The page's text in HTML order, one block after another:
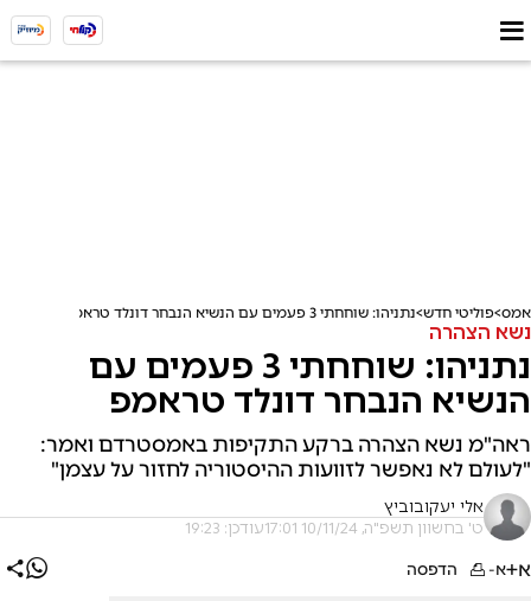
אמס פוליטי חדש נתניהו: שוחחתי 3 פעמים עם הנשיא הנבחר דונלד טראמפ
נשא הצהרה
נתניהו: שוחחתי 3 פעמים עם
הנשיא הנבחר דונלד טראמפ
ראה"מ נשא הצהרה ברקע התקיפות באמסטרדם ואמר:
"לעולם לא נאפשר לזוועות ההיסטוריה לחזור על עצמן"
אלי יעקובוביץ
ט' בחשוון תשפ"ה, 10/11/24 17:01 עודכן: 19:23
א+א- הדפסה